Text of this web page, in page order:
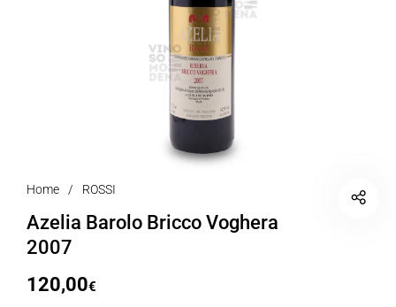
Home / ROSSI
Azelia Barolo Bricco Voghera
2007
120,00€